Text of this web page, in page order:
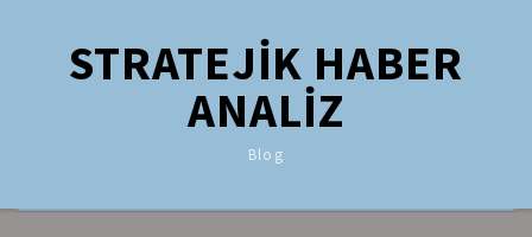
STRATEJİK HABER
ANALİZ
Blog